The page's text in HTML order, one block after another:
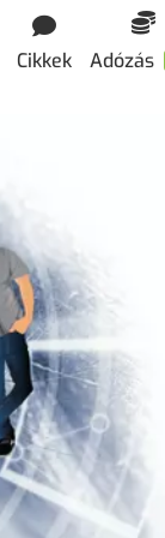
Cikkek Adózás